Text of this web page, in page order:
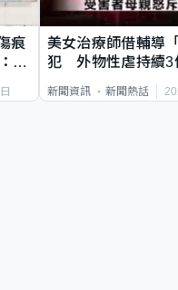
痕
同
美女治療師借輔導
犯 外物性虐持續
要保護其他人
新聞資訊 新聞熱話